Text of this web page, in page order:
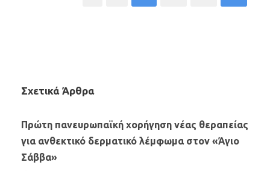
Σχετικά Άρθρα
Πρώτη πανευρωπαϊκή χορήγηση νέας θεραπείας
για ανθεκτικό δερματικό λέμφωμα στον «Άγιο
Σάββα»